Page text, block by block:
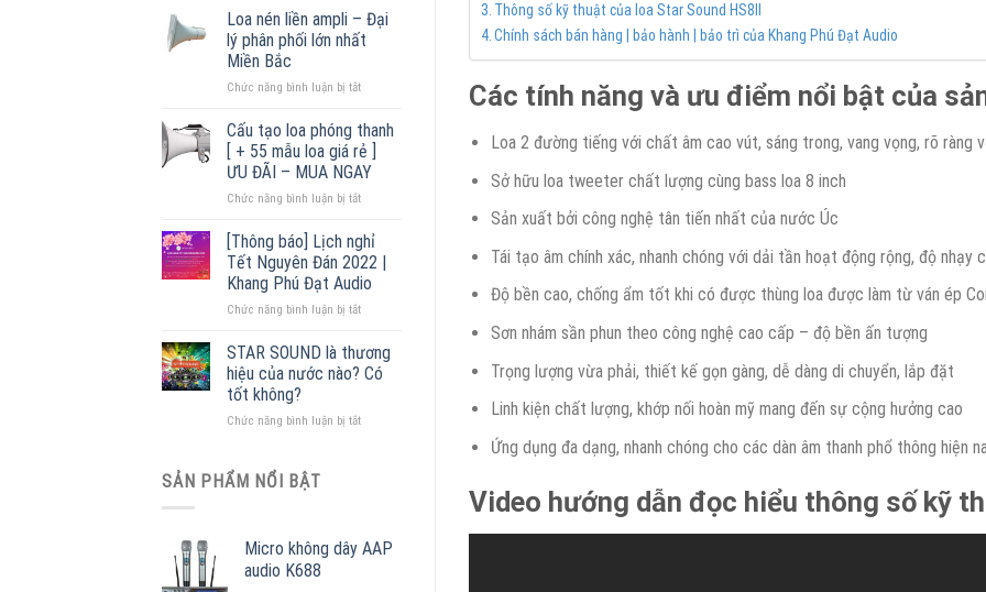
thông
báo
treo
chính
giá
tốt
2022
Loa nén liền ampli – Đại
lý phân phối lớn nhất
Miền Bắc
Chức năng bình luận bị tắtở
nén
liền
ampli
–
Đại
phân
phối
lớn
nhất
Miền
Cấu tạo loa phóng thanh
[ + 55 mẫu loa giá rẻ ]
ƯU ĐÃI – MUA NGAY
Chức năng bình luận bị tắtở
tạo
loa
phóng
thanh
[
55
mẫu
loa
rẻ
[Thông báo] Lịch nghỉ
Tết Nguyên Đán 2022 |
Khang Phú Đạt Audio
Chức năng bình luận bị tắtở
báo]
Lịch
nghỉ
Nguyên
Audio
STAR SOUND là thương
hiệu của nước nào? Có
tốt không?
Chức năng bình luận bị tắtở
nước
SẢN PHẨM NỔI BẬT
Micro không dây AAP
audio K688
Thông số kỹ thuật của loa Star Sound HS8II
Chính sách bán hàng | bảo hành | bảo trì của Khang Phú Đạt Audio
Các tính năng và ưu điểm nổi bật của
Loa 2 đường tiếng với chất âm cao vút, sáng trong, vang vọng, rõ ràng
Sở hữu loa tweeter chất lượng cùng bass loa 8 inch
Sản xuất bởi công nghệ tân tiến nhất của nước Úc
Tái tạo âm chính xác, nhanh chóng với dải tần hoạt động rộng, độ nhạy
Độ bền cao, chống ẩm tốt khi có được thùng loa được làm từ ván ép
Sơn nhám sần phun theo công nghệ cao cấp – độ bền ấn tượng
Trọng lượng vừa phải, thiết kế gọn gàng, dễ dàng di chuyển, lắp đặt
Linh kiện chất lượng, khớp nối hoàn mỹ mang đến sự cộng hưởng cao
Ứng dụng đa dạng, nhanh chóng cho các dàn âm thanh phổ thông hiện
Video hướng dẫn đọc hiểu thông số kỹ